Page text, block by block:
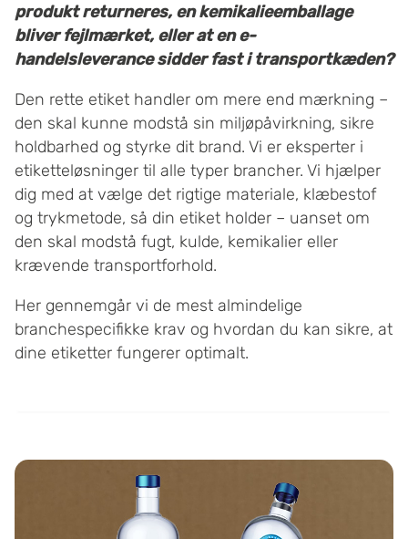
produkt returneres, en kemikalieemballage
bliver fejlmærket, eller at en e-
handelsleverance sidder fast i transportkæden?
Den rette etiket handler om mere end mærkning –
den skal kunne modstå sin miljøpåvirkning, sikre
holdbarhed og styrke dit brand. Vi er eksperter i
etiketteløsninger til alle typer brancher. Vi hjælper
dig med at vælge det rigtige materiale, klæbestof
og trykmetode, så din etiket holder – uanset om
den skal modstå fugt, kulde, kemikalier eller
krævende transportforhold.
Her gennemgår vi de mest almindelige
branchespecifikke krav og hvordan du kan sikre, at
dine etiketter fungerer optimalt.